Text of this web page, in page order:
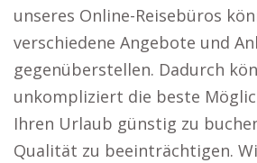
unseres Online-Reisebüros
verschiedene Angebote und
gegenüberstellen. Dadurch
unkompliziert die beste
Ihren Urlaub günstig zu
Qualität zu beeinträchtigen.